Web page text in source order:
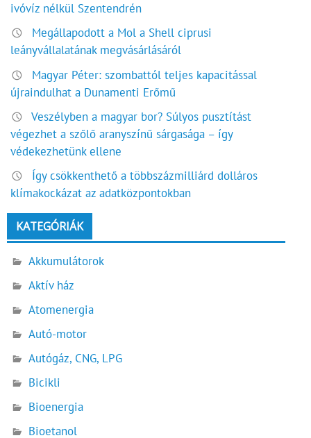
ivóvíz nélkül Szentendrén
Megállapodott a Mol a Shell ciprusi
leányvállalatának megvásárlásáról
Magyar Péter: szombattól teljes kapacitással
újraindulhat a Dunamenti Erőmű
Veszélyben a magyar bor? Súlyos pusztítást
végezhet a szőlő aranyszínű sárgasága – így
védekezhetünk ellene
Így csökkenthető a többszázmilliárd dolláros
klímakockázat az adatközpontokban
KATEGÓRIÁK
Akkumulátorok
Aktív ház
Atomenergia
Autó-motor
Autógáz, CNG, LPG
Bicikli
Bioenergia
Bioetanol